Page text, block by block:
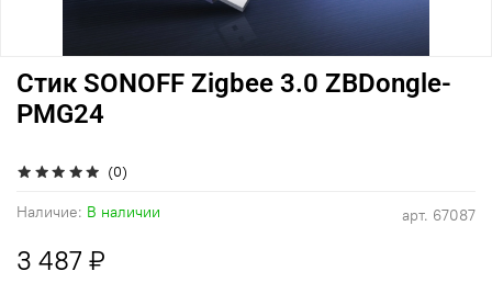
(0)
арт. 67087
Наличие: В наличии
Стик SONOFF Zigbee 3.0 ZBDongle-
PMG24
3 487 ₽